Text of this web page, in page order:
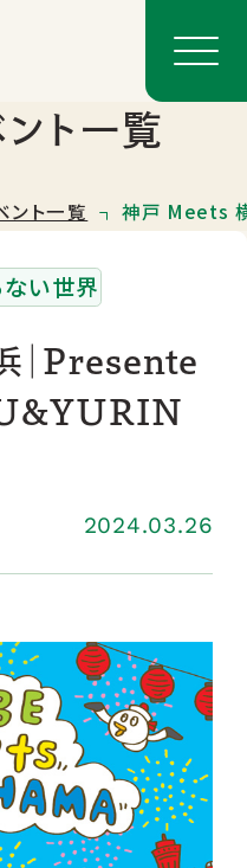
ト一覧
ント一覧 神戸 Meets
い世界
｜Presente
2024.03.26